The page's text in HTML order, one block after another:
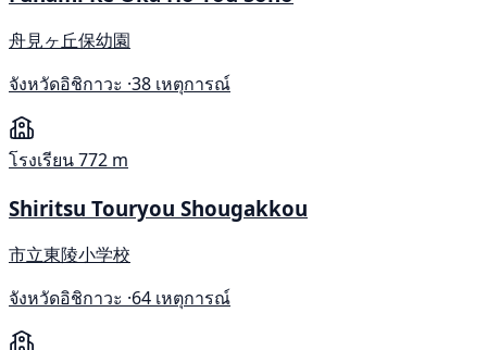
舟見ヶ丘保幼園
จังหวัดอิชิกาวะ ·38 เหตุการณ์
โรงเรียน772 m
Shiritsu Touryou Shougakkou
市立東陵小学校
จังหวัดอิชิกาวะ ·64 เหตุการณ์